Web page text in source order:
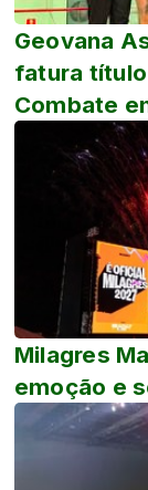
Geovana
fatura título
Combate
Milagres
emoção e